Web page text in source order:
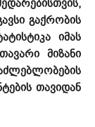
გაქრობის
იმას
მიზანი
თავიდან